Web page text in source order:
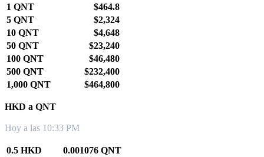
1 QNT
$464.8
5 QNT
$2,324
10 QNT
$4,648
50 QNT
$23,240
100 QNT
$46,480
500 QNT
$232,400
1,000 QNT
$464,800
HKD a QNT
Hoy a las 10:33 PM
0.5 HKD
0.001076 QNT